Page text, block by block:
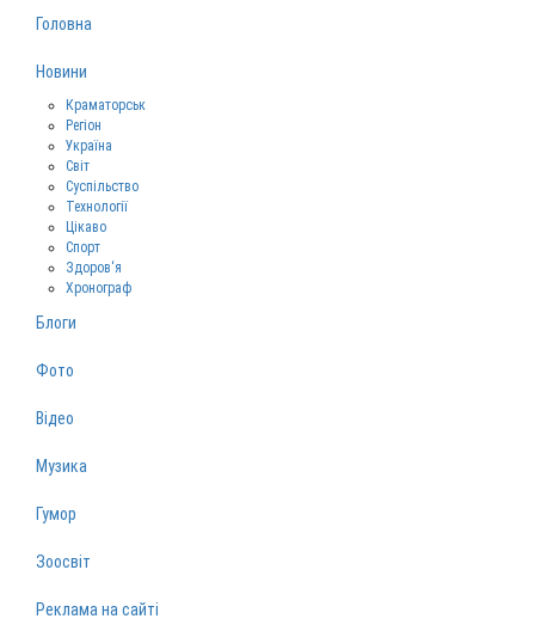
Головна
Новини
Краматорськ
Регіон
Україна
Світ
Суспільство
Технології
Цікаво
Спорт
Здоров‘я
Хронограф
Блоги
Фото
Відео
Музика
Гумор
Зоосвіт
Реклама на сайті